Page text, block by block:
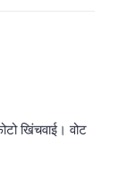
खिंचवाई। वोट